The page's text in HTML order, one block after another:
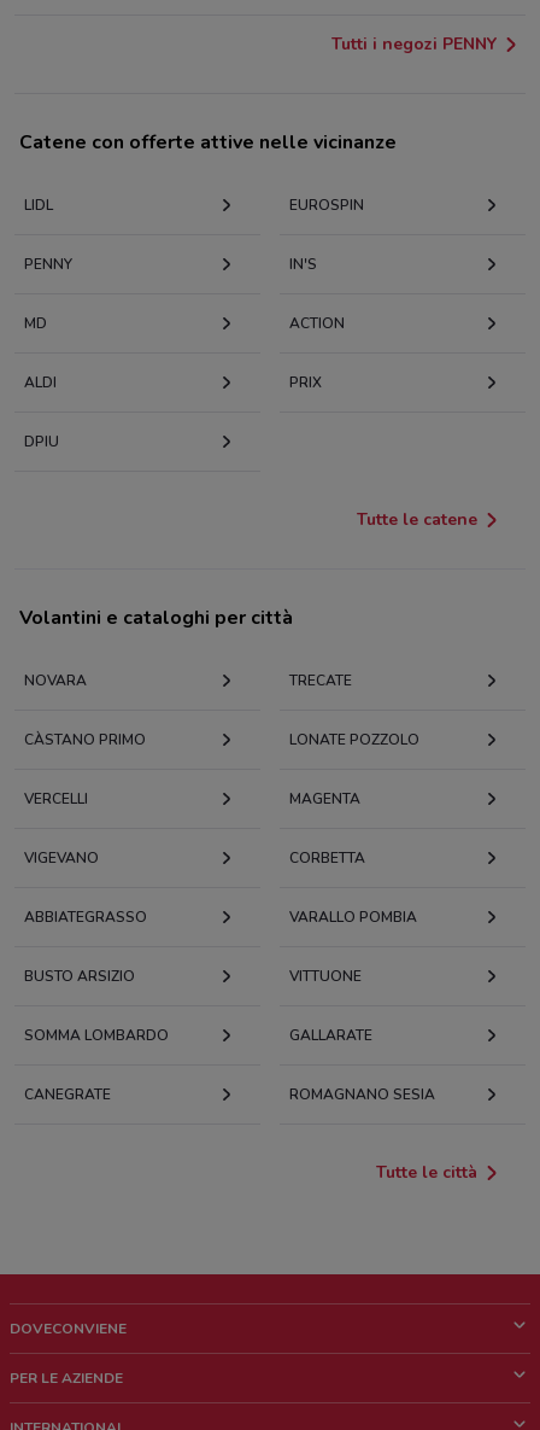
Tutti i negozi PENNY
Catene con offerte attive nelle vicinanze
LIDL EUROSPIN
PENNY IN'S
MD ACTION
ALDI PRIX
DPIU
Tutte le catene
Volantini e cataloghi per città
NOVARA TRECATE
CÀSTANO PRIMO LONATE POZZOLO
VERCELLI MAGENTA
VIGEVANO CORBETTA
ABBIATEGRASSO VARALLO POMBIA
BUSTO ARSIZIO VITTUONE
SOMMA LOMBARDO GALLARATE
CANEGRATE ROMAGNANO SESIA
Tutte le città
DOVECONVIENE
Chi siamo
PER LE AZIENDE